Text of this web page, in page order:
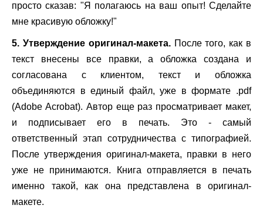
просто сказав: "Я полагаюсь на ваш опыт! Сделайте
мне красивую обложку!"
5. Утверждение оригинал-макета.После того, как в
текст внесены все правки, а обложка создана и
согласована с клиентом, текст и обложка
объединяются в единый файл, уже в формате .pdf
(Adobe Acrobat). Автор еще раз просматривает макет,
и подписывает его в печать. Это - самый
ответственный этап сотрудничества с типографией.
После утверждения оригинал-макета, правки в него
уже не принимаются. Книга отправляется в печать
именно такой, как она представлена в оригинал-
макете.